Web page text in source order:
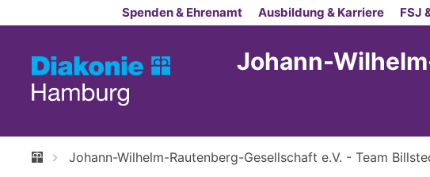
Zum Inhalt springenSpenden & Ehrenamt Ausbildung & Karriere FSJ
Johann-
Johann-Wilhelm-Rautenberg-Gesellschaft e.V. - Team